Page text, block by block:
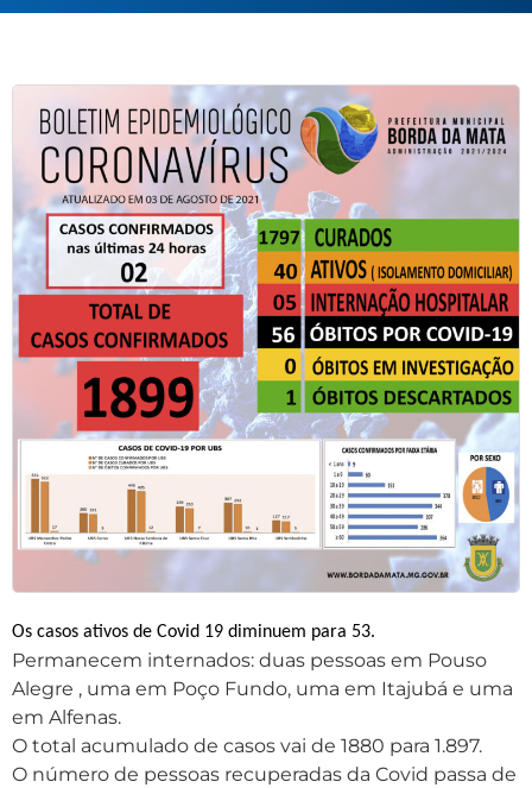
Os casos ativos de Covid 19 diminuem para 53.
Permanecem internados: duas pessoas em Pouso
Alegre , uma em Poço Fundo, uma em Itajubá e uma
em Alfenas.
O total acumulado de casos vai de 1880 para 1.897.
O número de pessoas recuperadas da Covid passa de